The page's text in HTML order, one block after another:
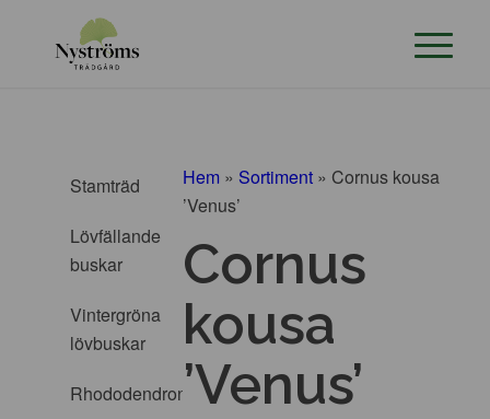
Stamträd
Lövfällande
buskar
Vintergröna
lövbuskar
Rhododendron
Hem » Sortiment » Cornus kousa
’Venus’
Cornus
kousa
’Venus’